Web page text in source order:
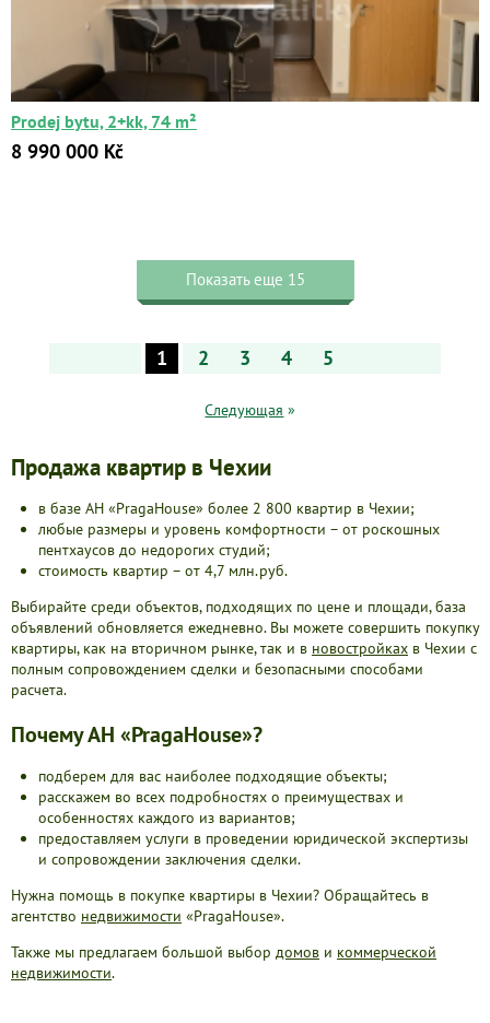
Продажа квартир в Чехии
в базе АН «PragaHouse» более 2 800 квартир в Чехии;
любые размеры и уровень комфортности – от роскошных
пентхаусов до недорогих студий;
стоимость квартир – от 4,7 млн.руб.
Выбирайте среди объектов, подходящих по цене и площади, база
объявлений обновляется ежедневно. Вы можете совершить покупку
квартиры, как на вторичном рынке, так и в новостройках в Чехии с
полным сопровождением сделки и безопасными способами
расчета.
Почему АН «PragaHouse»?
подберем для вас наиболее подходящие объекты;
расскажем во всех подробностях о преимуществах и
особенностях каждого из вариантов;
предоставляем услуги в проведении юридической экспертизы
и сопровождении заключения сделки.
Нужна помощь в покупке квартиры в Чехии? Обращайтесь в
агентство недвижимости «PragaHouse».
Также мы предлагаем большой выбор домов и коммерческой
недвижимости.
Prodej bytu, 2+kk, 74 m²
8 990 000 Kč
Показать еще 15
1 2 3 4 5
Следующая »